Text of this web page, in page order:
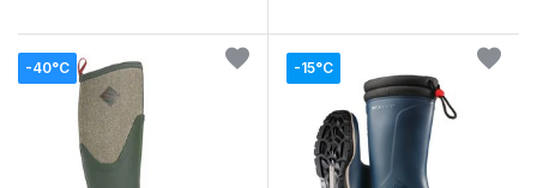
-40°C -15°C